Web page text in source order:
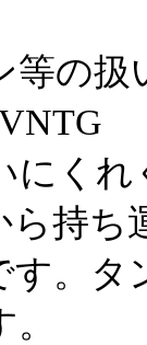
等の
にく
ら持
す。